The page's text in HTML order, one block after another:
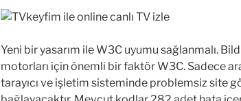
Yeni bir yasarım ile W3C uyumu sağlanmalı.
motorları için önemli bir faktör W3C. Sadece
tarayıcı ve işletim sisteminde problemsiz site